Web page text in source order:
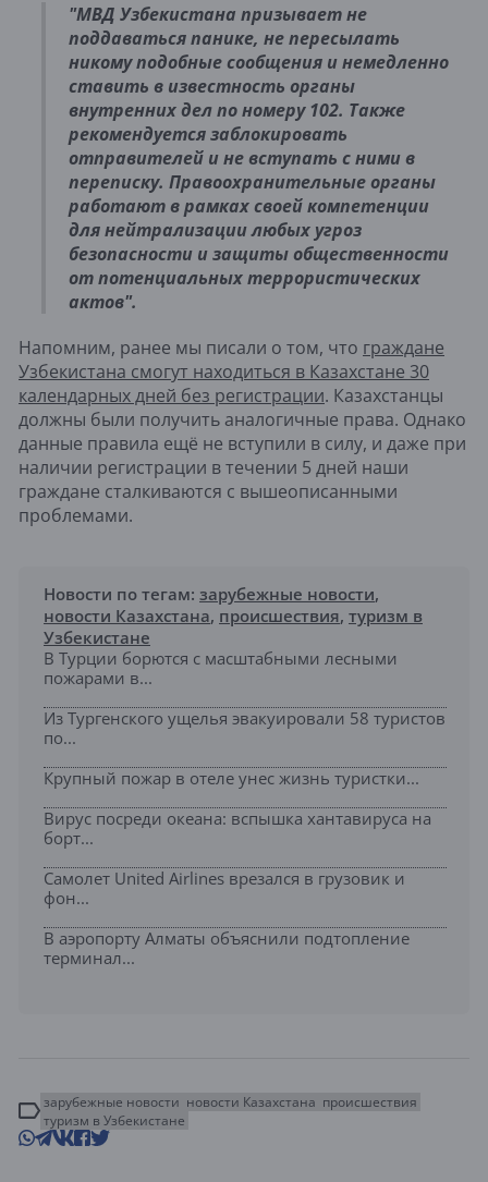
"МВД Узбекистана призывает не
поддаваться панике, не пересылать
никому подобные сообщения и немедленно
ставить в известность органы
внутренних дел по номеру 102. Также
рекомендуется заблокировать
отправителей и не вступать с ними в
переписку. Правоохранительные органы
работают в рамках своей компетенции
для нейтрализации любых угроз
безопасности и защиты общественности
от потенциальных террористических
актов".
Напомним, ранее мы писали о том, что граждане
Узбекистана смогут находиться в Казахстане 30
календарных дней без регистрации. Казахстанцы
должны были получить аналогичные права. Однако
данные правила ещё не вступили в силу, и даже при
наличии регистрации в течении 5 дней наши
граждане сталкиваются с вышеописанными
проблемами.
Новости по тегам: зарубежные новости,
новости Казахстана, происшествия, туризм в
Узбекистане
В Турции борются с масштабными лесными
пожарами в...
Из Тургенского ущелья эвакуировали 58 туристов
по...
Крупный пожар в отеле унес жизнь туристки...
Вирус посреди океана: вспышка хантавируса на
борт...
Самолет United Airlines врезался в грузовик и
фон...
В аэропорту Алматы объяснили подтопление
терминал...
зарубежные новости новости Казахстана происшествия
туризм в Узбекистане